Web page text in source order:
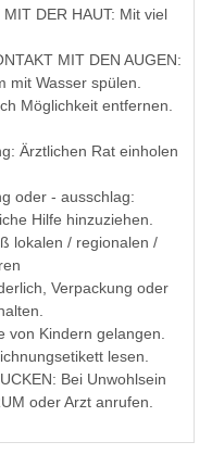
DER HAUT: Mit viel
MIT DEN AUGEN:
mit Wasser spülen.
Möglichkeit entfernen.
Ärztlichen Rat einholen
oder - ausschlag:
Hilfe hinzuziehen.
lokalen / regionalen /
Verpackung oder
von Kindern gelangen.
lesen.
Bei Unwohlsein
oder Arzt anrufen.